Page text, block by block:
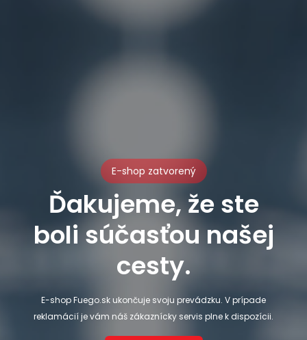
E-shop zatvorený
Ďakujeme, že ste
boli súčasťou našej
cesty.
E-shop Fuego.sk ukončuje svoju prevádzku. V prípade
reklamácií je vám náš zákaznícky servis plne k dispozícii.